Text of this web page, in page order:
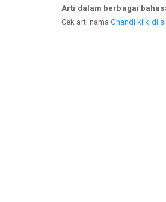
Arti dalam berbagai
Cek arti namaChandi klik di